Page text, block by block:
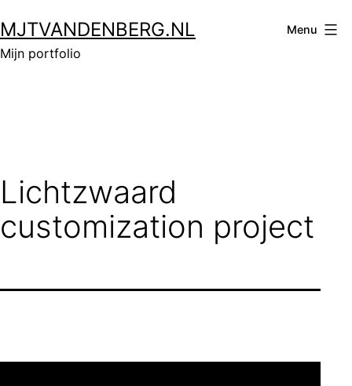
naar
de
MJTVANDENBERG.NL
Mijn portfolio
Menu
Lichtzwaard
customization project